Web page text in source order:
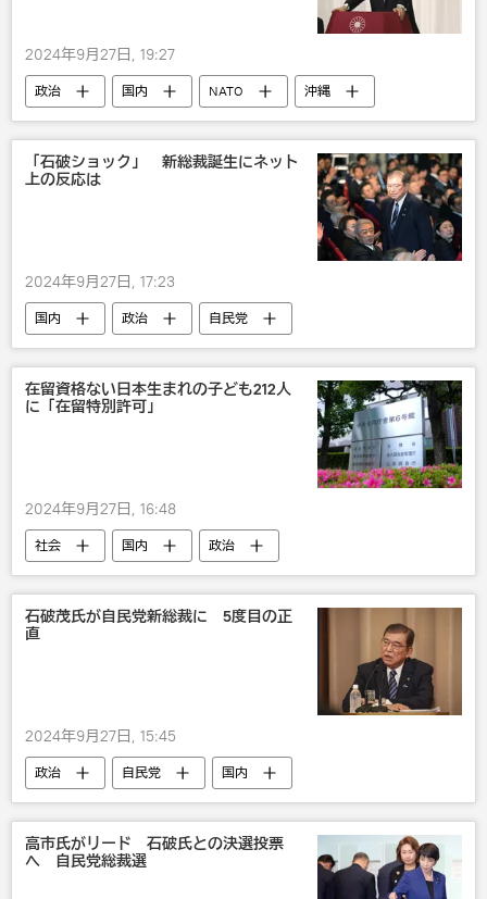
2024年9月27日, 19:27
政治 国内 NATO
沖縄
自民党
「石破ショック」 新総裁誕生にネット
上の反応は
2024年9月27日, 17:23
国内 政治 自民党
在留資格ない日本生まれの子ども212人
に「在留特別許可」
2024年9月27日, 16:48
社会 国内 政治
石破茂氏が自民党新総裁に 5度目の正
直
2024年9月27日, 15:45
政治 自民党 国内
高市氏がリード 石破氏との決選投票
へ 自民党総裁選